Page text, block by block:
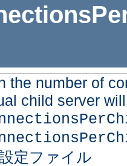
the number of
child server
定ファイル